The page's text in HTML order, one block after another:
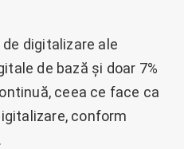
digitalizare ale
de bază și doar 7%
ceea ce face ca
conform